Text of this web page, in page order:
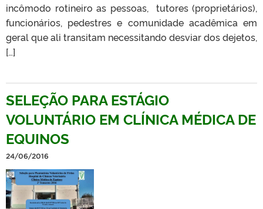
incômodo rotineiro as pessoas, tutores (proprietários),
funcionários, pedestres e comunidade acadêmica em
geral que ali transitam necessitando desviar dos dejetos,
[…]
SELEÇÃO PARA ESTÁGIO
VOLUNTÁRIO EM CLÍNICA MÉDICA DE
EQUINOS
24/06/2016